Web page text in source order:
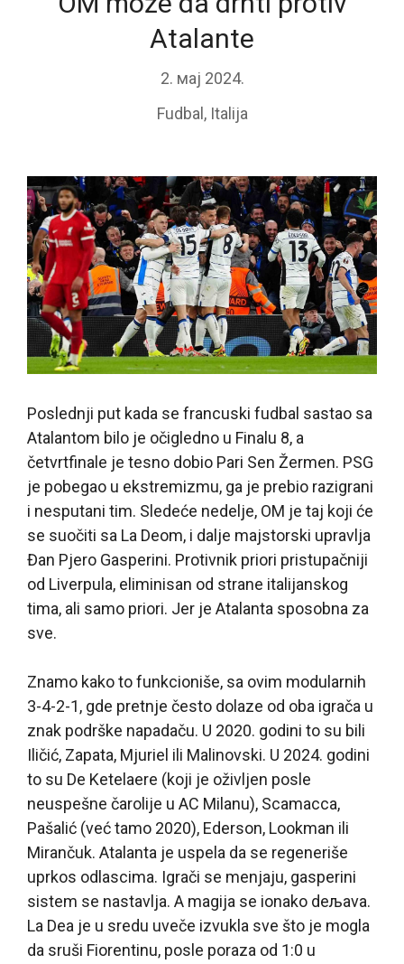
Atalante
2. мај 2024.
Fudbal , Italija
Poslednji put kada se francuski fudbal sastao sa
Atalantom bilo je očigledno u Finalu 8, a
četvrtfinale je tesno dobio Pari Sen Žermen. PSG
je pobegao u ekstremizmu, ga je prebio razigrani
i nesputani tim. Sledeće nedelje, OM je taj koji će
se suočiti sa La Deom, i dalje majstorski upravlja
Đan Pjero Gasperini. Protivnik priori pristupačniji
od Liverpula, eliminisan od strane italijanskog
tima, ali samo priori. Jer je Atalanta sposobna za
sve.
Znamo kako to funkcioniše, sa ovim modularnih
3-4-2-1, gde pretnje često dolaze od oba igrača u
znak podrške napadaču. U 2020. godini to su bili
Iličić, Zapata, Mjuriel ili Malinovski. U 2024. godini
to su De Ketelaere (koji je oživljen posle
neuspešne čarolije u AC Milanu), Scamacca,
Pašalić (već tamo 2020), Ederson, Lookman ili
Mirančuk. Atalanta je uspela da se regeneriše
uprkos odlascima. Igrači se menjaju, gasperini
sistem se nastavlja. A magija se ionako deљava.
La Dea je u sredu uveče izvukla sve što je mogla
da sruši Fiorentinu, posle poraza od 1:0 u